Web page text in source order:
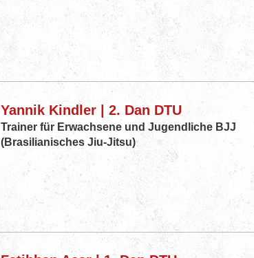
Yannik Kindler | 2. Dan DTU
Trainer für Erwachsene und Jugendliche BJJ
(Brasilianisches Jiu-Jitsu)